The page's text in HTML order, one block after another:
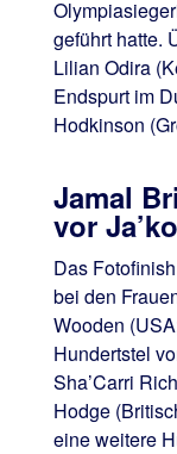
geführt hatte.
Lilian Odira
Endspurt im
Hodkinson
Jamal
vor
Das
bei den
Wooden
Hundertstel
Sha’Carri
Hodge
eine weitere